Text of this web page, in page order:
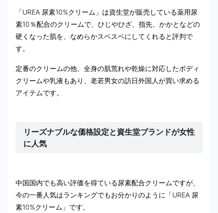
「UREA 尿素10%クリーム」は資生堂が販売している薬用尿
素10％配合のクリームで、ひじやひざ、指先、かかとなどの
硬くなった肌を、なめらかスベスベにしてくれると評判で
す。
定番のクリームの他、全身の肌荒れや乾燥に対応したボディ
クリームや乳液もあり、老若男女の訪日外国人が買い求める
アイテムです。
リーズナブルな価格設定と資生堂ブランドが女性
に人気
中国国内でも高い評価を得ている尿素配合クリームですが、
今の一番人気はランキングでもお分かりのように「UREA 尿
素10%クリーム」です。